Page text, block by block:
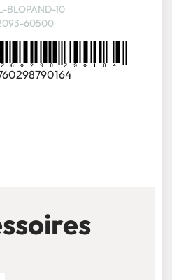
BLOPAND-10
60500